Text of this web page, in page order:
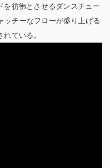
を彷彿とさせるダンスチュー
ッチーなフローが盛り上げる
ている。